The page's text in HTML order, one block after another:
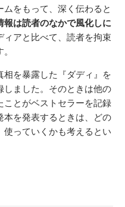
をもって、深く伝わると
報は読者のなかで風化しに
アと比べて、読者を拘束
を暴露した『ダディ』を
しました。そのときは他の
ことがベストセラーを記録
本を発表するときは、どの
使っていくかも考えるとい